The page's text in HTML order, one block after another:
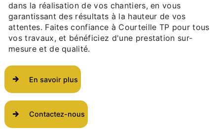
dans la réalisation de vos chantiers, en vous
garantissant des résultats à la hauteur de vos
attentes. Faites confiance à Courteille TP pour tous
vos travaux, et bénéficiez d'une prestation sur-
mesure et de qualité.
En savoir plus
Contactez-nous